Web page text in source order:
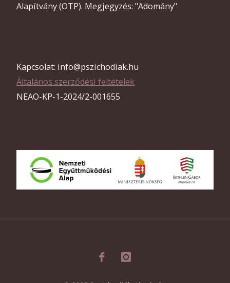
Alapítvány (OTP). Megjegyzés: "Adomány"
Kapcsolat: info@pszichodiak.hu
Általános szerződési feltételek
NEAO-KP-1-2024/2-001655